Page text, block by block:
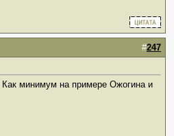
#247
Как минимум на примере Ожогина и